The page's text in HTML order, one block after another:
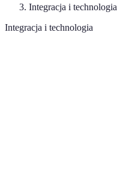
Integracja i technologia
Integracja i technologia